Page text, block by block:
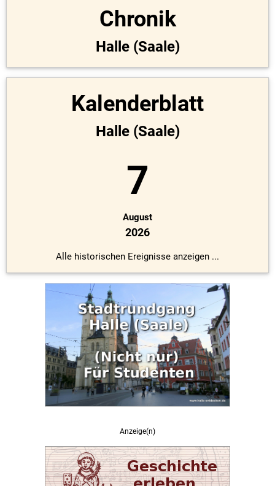
Chronik
Halle (Saale)
Kalenderblatt
Halle (Saale)
7
August
2026
Alle historischen Ereignisse anzeigen ...
Anzeige(n)